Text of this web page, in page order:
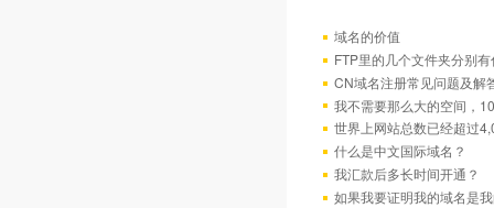
域名的价值
FTP里的几个文件夹分别
CN域名注册常见问题及解
我不需要那么大的空间，
世界上网站总数已经超过
什么是中文国际域名？
我汇款后多长时间开通？
如果我要证明我的域名是